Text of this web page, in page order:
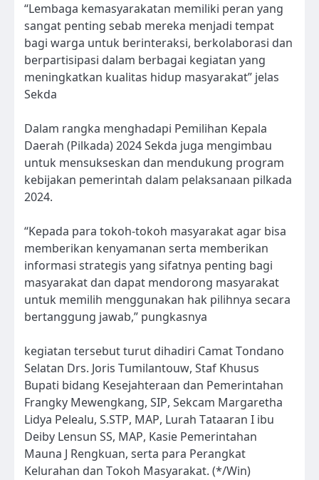
“Lembaga kemasyarakatan memiliki peran yang
sangat penting sebab mereka menjadi tempat
bagi warga untuk berinteraksi, berkolaborasi dan
berpartisipasi dalam berbagai kegiatan yang
meningkatkan kualitas hidup masyarakat” jelas
Sekda
Dalam rangka menghadapi Pemilihan Kepala
Daerah (Pilkada) 2024 Sekda juga mengimbau
untuk mensukseskan dan mendukung program
kebijakan pemerintah dalam pelaksanaan pilkada
2024.
“Kepada para tokoh-tokoh masyarakat agar bisa
memberikan kenyamanan serta memberikan
informasi strategis yang sifatnya penting bagi
masyarakat dan dapat mendorong masyarakat
untuk memilih menggunakan hak pilihnya secara
bertanggung jawab,” pungkasnya
kegiatan tersebut turut dihadiri Camat Tondano
Selatan Drs. Joris Tumilantouw, Staf Khusus
Bupati bidang Kesejahteraan dan Pemerintahan
Frangky Mewengkang, SIP, Sekcam Margaretha
Lidya Pelealu, S.STP, MAP, Lurah Tataaran I ibu
Deiby Lensun SS, MAP, Kasie Pemerintahan
Mauna J Rengkuan, serta para Perangkat
Kelurahan dan Tokoh Masyarakat. (*/Win)